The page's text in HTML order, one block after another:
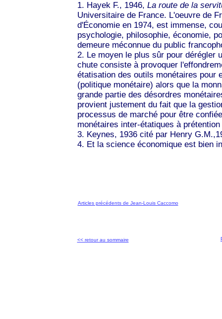
1. Hayek F., 1946, La route de la
Universitaire de France. L'oeuvre de
d'Économie en 1974, est immense,
psychologie, philosophie, économie,
demeure méconnue du public
2. Le moyen le plus sûr pour dérégler
chute consiste à provoquer
étatisation des outils monétaires pour
(politique monétaire) alors que la
grande partie des désordres
provient justement du fait que la
processus de marché pour être
monétaires inter-étatiques à
3. Keynes, 1936 cité par Henry
4. Et la science économique est bien
Articles précédents de Jean-Louis Caccomo
<< retour au sommaire